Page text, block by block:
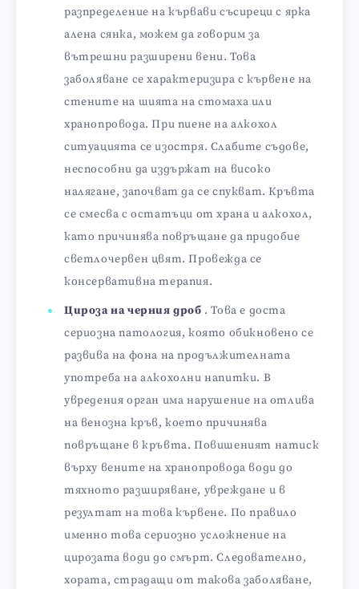
разпределение на кървави съсиреци с ярка
алена сянка, можем да говорим за
вътрешни разширени вени. Това
заболяване се характеризира с кървене на
стените на шията на стомаха или
хранопровода. При пиене на алкохол
ситуацията се изостря. Слабите съдове,
неспособни да издържат на високо
налягане, започват да се спукват. Кръвта
се смесва с остатъци от храна и алкохол,
като причинява повръщане да придобие
светлочервен цвят. Провежда се
консервативна терапия.
Цироза на черния дроб . Това е доста
сериозна патология, която обикновено се
развива на фона на продължителната
употреба на алкохолни напитки. В
увредения орган има нарушение на отлива
на венозна кръв, което причинява
повръщане в кръвта. Повишеният натиск
върху вените на хранопровода води до
тяхното разширяване, увреждане и в
резултат на това кървене. По правило
именно това сериозно усложнение на
цирозата води до смърт. Следователно,
хората, страдащи от такова заболяване,